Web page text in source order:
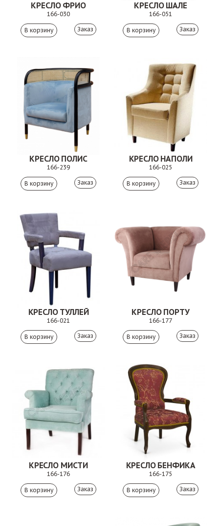
КРЕСЛО ФРИО
166-030
Заказ
КРЕСЛО ШАЛЕ
166-051
Заказ
КРЕСЛО ПОЛИС
166-239
Заказ
КРЕСЛО НАПОЛИ
166-025
Заказ
КРЕСЛО ТУЛЛЕЙ
166-021
Заказ
КРЕСЛО ПОРТУ
166-177
Заказ
КРЕСЛО МИСТИ
166-176
Заказ
КРЕСЛО БЕНФИКА
166-175
Заказ